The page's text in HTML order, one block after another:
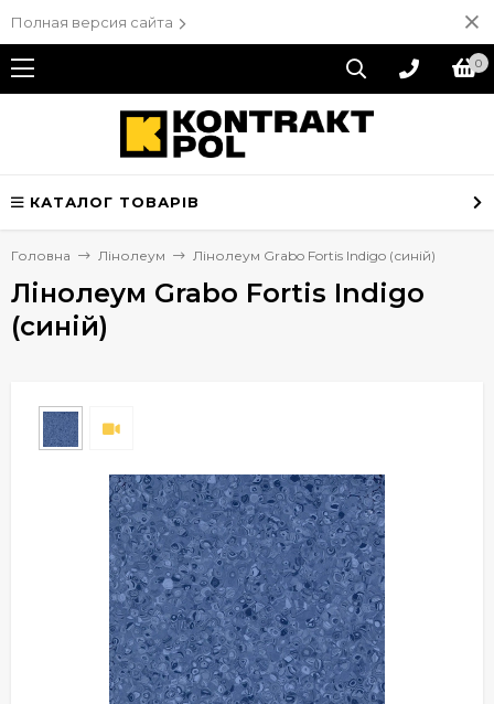
Полная версия сайта
0
КАТАЛОГ ТОВАРІВ
Головна Лінолеум Лінолеум Grabo Fortis Indigo (синій)
Лінолеум Grabo Fortis Indigo
(синій)